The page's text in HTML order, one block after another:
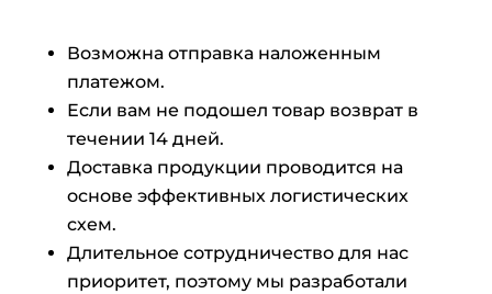
Возможна отправка наложенным
платежом.
Если вам не подошел товар возврат в
течении 14 дней.
Доставка продукции проводится на
основе эффективных логистических
схем.
Длительное сотрудничество для нас
приоритет, поэтому мы разработали